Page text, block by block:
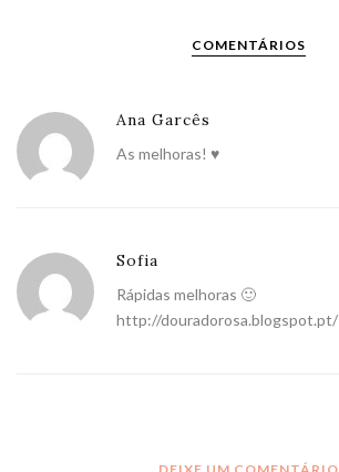
COMENTÁRIOS
Ana Garcês
As melhoras! ♥
Sofia
Rápidas melhoras 🙂
http://douradorosa.blogspot.pt/